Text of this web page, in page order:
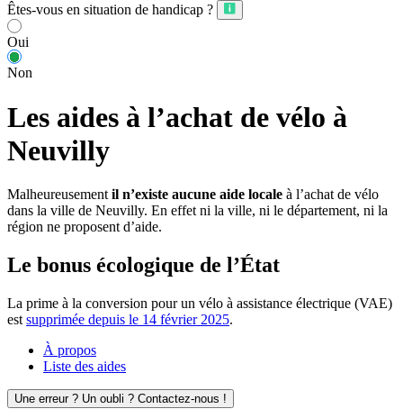
Êtes-vous en situation de handicap ?
Oui
Non
Les aides à l’achat de vélo à
Neuvilly
Malheureusement il n’existe aucune aide locale à l’achat de vélo
dans la ville de Neuvilly. En effet ni la ville, ni le département, ni la
région ne proposent d’aide.
Le bonus écologique de l’État
La prime à la conversion pour un vélo à assistance électrique (VAE)
est supprimée depuis le 14 février 2025.
À propos
Liste des aides
Une erreur ? Un oubli ? Contactez-nous !